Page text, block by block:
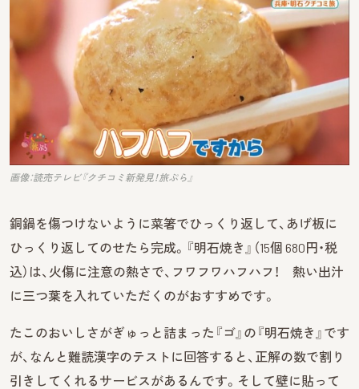
画像：読売テレビ『クチコミ新発見！旅ぷら』
銅鍋を傷つけないように菜箸でひっくり返して、あげ板に
ひっくり返してのせたら完成。『明石焼き』（15個 680円・税
込）は、火傷に注意の熱さで、フワフワハフハフ！ 熱い出汁
に三つ葉を入れていただくのがおすすめです。
たこのおいしさがぎゅっと詰まった『ゴ』の『明石焼き』です
が、なんと難読漢字のテストに回答すると、正解の数で割り
引きしてくれるサービスがあるんです。そして壁に貼って